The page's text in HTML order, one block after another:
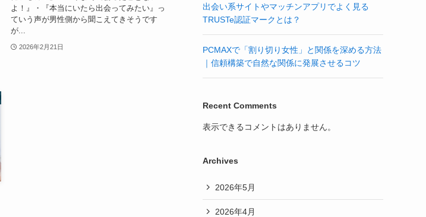
よ！』・『本当にいたら出会ってみたい』っ
ていう声が男性側から聞こえてきそうです
が...
2026年2月21日
出会い系サイトやマッチンアプリでよく見る
TRUSTe認証マークとは？
PCMAXで「割り切り女性」と関係を深める方法
｜信頼構築で自然な関係に発展させるコツ
Recent Comments
表示できるコメントはありません。
Archives
2026年5月
2026年4月